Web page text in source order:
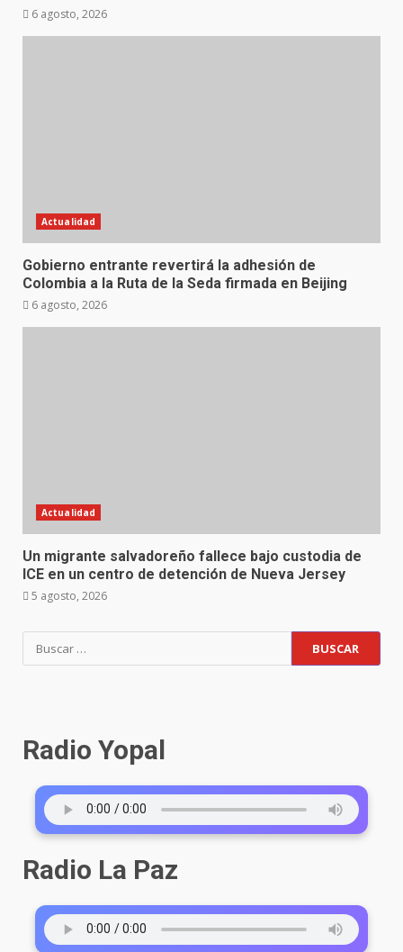
6 agosto, 2026
Actualidad
Gobierno entrante revertirá la adhesión de
Colombia a la Ruta de la Seda firmada en Beijing
6 agosto, 2026
Actualidad
Un migrante salvadoreño fallece bajo custodia de
ICE en un centro de detención de Nueva Jersey
5 agosto, 2026
Radio Yopal
Radio La Paz